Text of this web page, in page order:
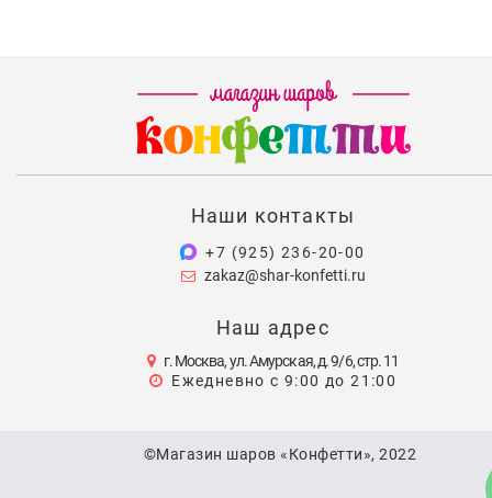
Наши контакты
+7 (925) 236-20-00
zakaz@shar-konfetti.ru
Наш адрес
г. Москва, ул. Амурская, д. 9/6, стр. 11
Ежедневно с 9:00 до 21:00
©Магазин шаров «Конфетти», 2022